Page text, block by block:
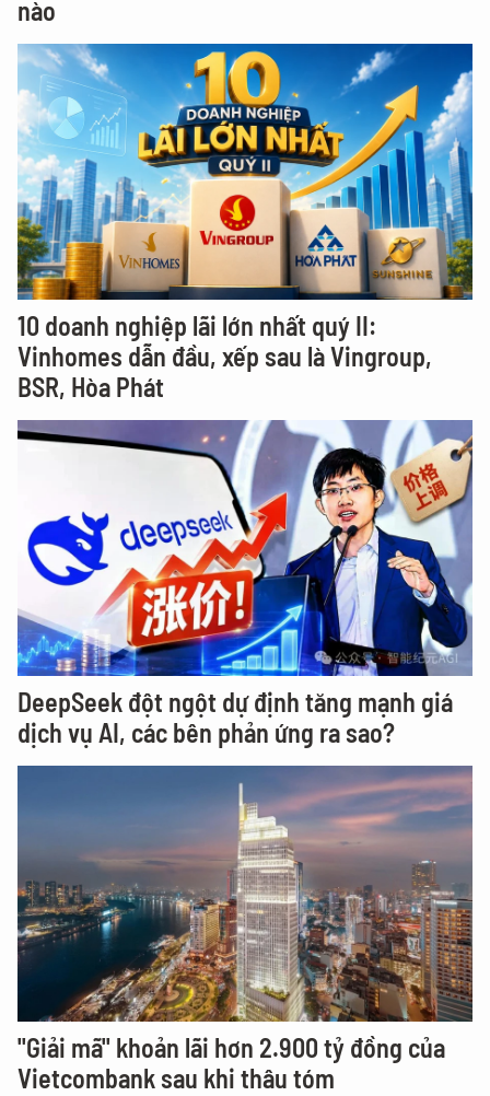
nào
10 doanh nghiệp lãi lớn nhất quý II:
Vinhomes dẫn đầu, xếp sau là Vingroup,
BSR, Hòa Phát
DeepSeek đột ngột dự định tăng mạnh giá
dịch vụ AI, các bên phản ứng ra sao?
"Giải mã" khoản lãi hơn 2.900 tỷ đồng của
Vietcombank sau khi thâu tóm